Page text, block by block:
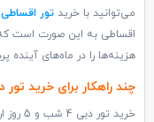
می‌توانید با خرید تور
اقساطی به این صورت است که
هزینه‌ها را در ماه‌های آینده
چند راهکار برای خرید تور دبی 4 شب و 5 روز
خرید